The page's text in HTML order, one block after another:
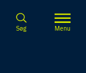
Søg Menu